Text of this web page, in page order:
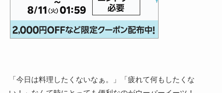
「今日は料理したくないなぁ。」「疲れて何もしたくな